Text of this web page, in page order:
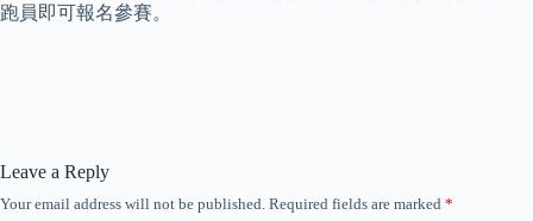
跑員即可報名參賽。
Leave a Reply
Your email address will not be published. Required fields are marked *